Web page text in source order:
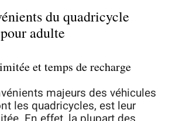
du quadricycle
adulte
et temps de recharge
majeurs des véhicules
les quadricycles, est leur